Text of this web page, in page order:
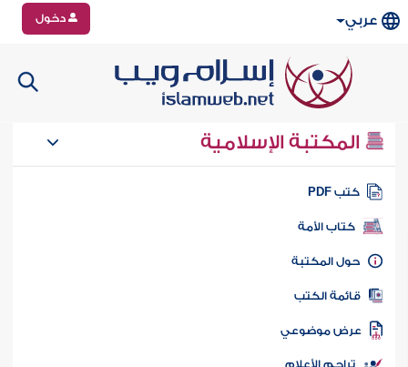
عربي دخول
المكتبة الإسلامية
كتب PDF
كتاب الأمة
المكتبة
الكتب